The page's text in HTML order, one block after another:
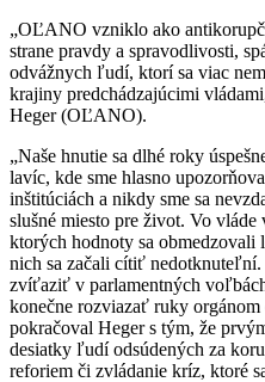
„OĽANO vzniklo ako
strane pravdy a spravodlivosti,
odvážnych ľudí, ktorí sa viac
krajiny predchádzajúcimi
Heger (OĽANO).
„Naše hnutie sa dlhé roky
lavíc, kde sme hlasno
inštitúciách a nikdy sme sa
slušné miesto pre život. Vo
ktorých hodnoty sa obmedzovali
nich sa začali cítiť
zvíťaziť v parlamentných
konečne rozviazať ruky
pokračoval Heger s tým, že
desiatky ľudí odsúdených za
reforiem či zvládanie kríz, ktoré